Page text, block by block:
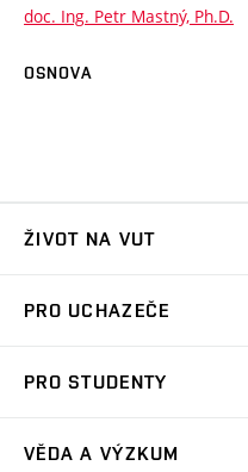
doc. Ing. Petr Mastný, Ph.D.
OSNOVA
ŽIVOT NA VUT
Koleje
Sport na VUT
PRO UCHAZEČE
Dny otevřených dveří
PRO STUDENTY
VĚDA A VÝZKUM